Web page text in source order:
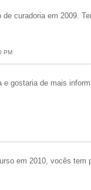
curadoria em 2009.
PM
e gostaria de mais
em 2010, vocês tem